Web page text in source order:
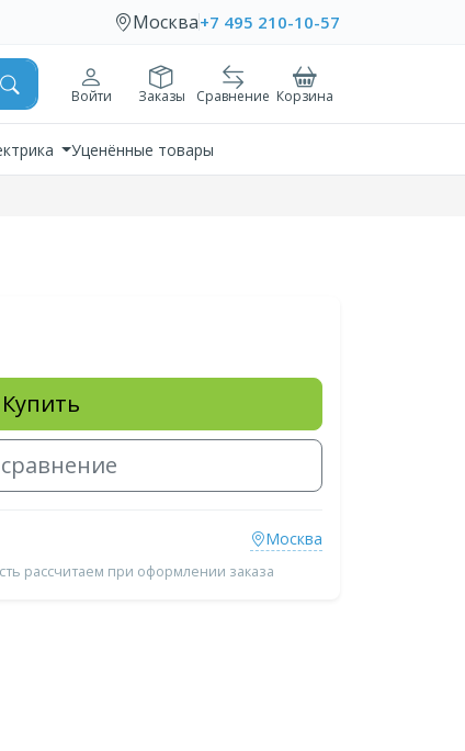
Москва+7 495 210-10-57
Войти Заказы Сравнение Корзина
Уценённые товары
Купить
Москва
рассчитаем при оформлении заказа